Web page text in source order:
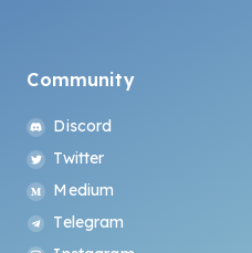
Community
Discord
Twitter
Medium
Telegram